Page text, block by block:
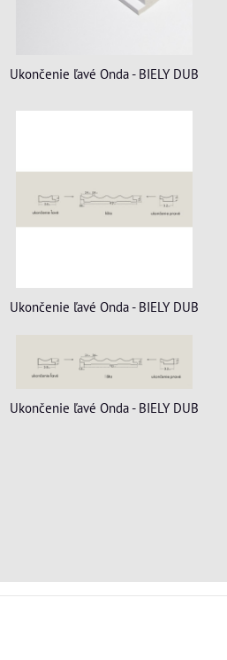
Ukončenie ľavé Onda - BIELY DUB
Ukončenie ľavé Onda - BIELY DUB
Ukončenie ľavé Onda - BIELY DUB